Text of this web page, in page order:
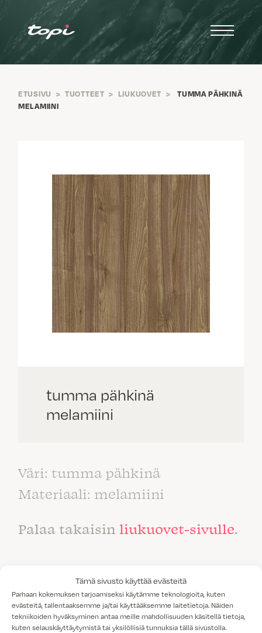
Tämä sivusto käyttää evästeitä
Parhaan kokemuksen tarjoamiseksi käytämme teknologioita, kuten
evästeitä, tallentaaksemme ja/tai käyttääksemme laitetietoja. Näiden
tekniikoiden hyväksyminen antaa meille mahdollisuuden käsitellä tietoja,
kuten selauskäyttäytymistä tai yksilöllisiä tunnuksia tällä sivustolla.
ETUSIVU > TUOTTEET > LIUKUOVET >
TUMMA PÄHKINÄ
MELAMIINI
tumma pähkinä
melamiini
Väri: tumma pähkinä
Materiaali: melamiini
Palaa takaisin liukuovet-sivulle.